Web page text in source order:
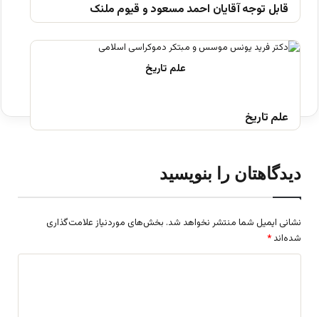
قابل توجه آقایان احمد مسعود و قیوم ملنک
علم تاریخ
دیدگاهتان را بنویسید
نشانی ایمیل شما منتشر نخواهد شد. بخش‌های موردنیاز علامت‌گذاری
شده‌اند *